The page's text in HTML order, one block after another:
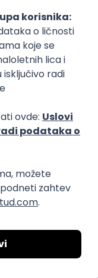
Montažer
proizvodnja i
Montažer
Art Group Energy